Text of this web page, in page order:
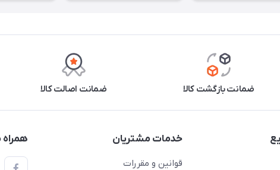
ضمانت بازگشت کالا ضمانت اصالت کالا
خدمات مشتریان
قوانین و مقررات
همراه